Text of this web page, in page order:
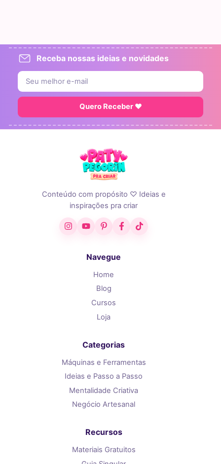
Receba nossas ideias e novidades
Quero Receber ♥
Conteúdo com propósito ♡ Ideias e
inspirações pra criar
InstagramYouTubePinterestFacebook
TikTok
Navegue
Home
Blog
Cursos
Loja
Categorias
Máquinas e Ferramentas
Ideias e Passo a Passo
Mentalidade Criativa
Negócio Artesanal
Recursos
Materiais Gratuitos